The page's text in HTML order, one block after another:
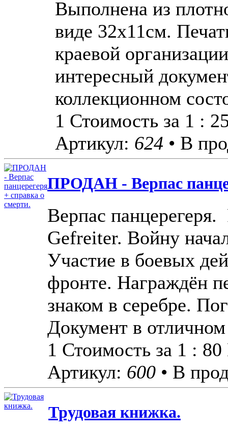
Выполнена из
виде 32х11см.
краевой
интересный
коллекционном
1 Стоимость за 1 :
Артикул: 624 • В
ПРОДАН - Верпас
Верпас
Gefreiter. Войну
Участие в боевых
фронте. Награждён
знаком в серебре.
Документ в
1 Стоимость за 1 :
Артикул: 600 • В
Трудовая книжка.